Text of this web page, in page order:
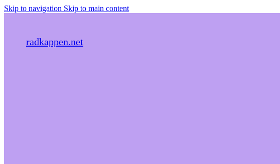
Skip to navigation Skip to main content
radkappen.net